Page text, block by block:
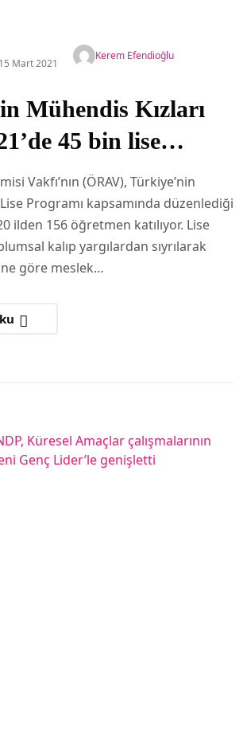
15 Mart 2021
Kerem Efendioğlu
Mühendis Kızları
45 bin lise
daha ulaşacak
Vakfı’nın (ÖRAV), Türkiye’nin
Programı kapsamında düzenlediği
ilden 156 öğretmen katılıyor. Lise
kalıp yargılardan sıyrılarak
göre meslek…